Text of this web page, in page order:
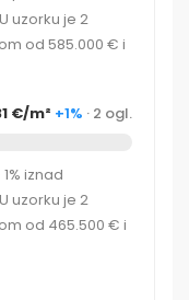
uzorku je 2
od 585.000 € i
€/m² +1% · 2 ogl.
iznad
uzorku je 2
od 465.500 € i